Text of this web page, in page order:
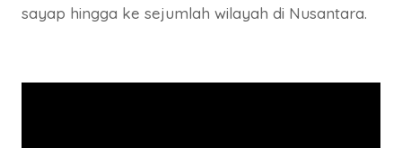
sayap hingga ke sejumlah wilayah di Nusantara.